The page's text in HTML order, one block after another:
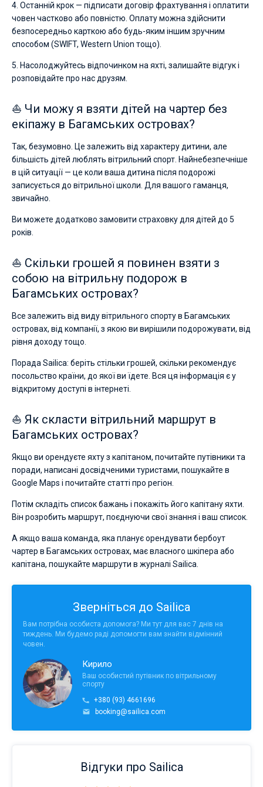
4. Останній крок — підписати договір фрахтування і оплатити
човен частково або повністю. Оплату можна здійснити
безпосередньо карткою або будь-яким іншим зручним
способом (SWIFT, Western Union тощо).
5. Насолоджуйтесь відпочинком на яхті, залишайте відгук і
розповідайте про нас друзям.
⛵ Чи можу я взяти дітей на чартер без
екіпажу в Багамських островах?
Так, безумовно. Це залежить від характеру дитини, але
більшість дітей люблять вітрильний спорт. Найнебезпечніше
в цій ситуації — це коли ваша дитина після подорожі
записується до вітрильної школи. Для вашого гаманця,
звичайно.
Ви можете додатково замовити страховку для дітей до 5
років.
⛵ Скільки грошей я повинен взяти з
собою на вітрильну подорож в
Багамських островах?
Все залежить від виду вітрильного спорту в Багамських
островах, від компанії, з якою ви вирішили подорожувати, від
рівня доходу тощо.
Порада Sailica: беріть стільки грошей, скільки рекомендує
посольство країни, до якої ви їдете. Вся ця інформація є у
відкритому доступі в інтернеті.
⛵ Як скласти вітрильний маршрут в
Багамських островах?
Якщо ви орендуєте яхту з капітаном, почитайте путівники та
поради, написані досвідченими туристами, пошукайте в
Google Maps і почитайте статті про регіон.
Потім складіть список бажань і покажіть його капітану яхти.
Він розробить маршрут, поєднуючи свої знання і ваш список.
А якщо ваша команда, яка планує орендувати бербоут
чартер в Багамських островах, має власного шкіпера або
капітана, пошукайте маршрути в журналі Sailica.
Зверніться до Sailica
Вам потрібна особиста допомога? Ми тут для вас 7 днів на
тиждень. Ми будемо раді допомогти вам знайти відмінний
човен.
Кирило
Ваш особистий путівник по вітрильному
спорту
+380 (93) 4661696
booking@sailica.com
Відгуки про Sailica